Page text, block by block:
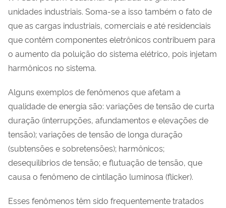
unidades industriais. Soma-se a isso também o fato de
que as cargas industriais, comerciais e até residenciais
que contêm componentes eletrônicos contribuem para
o aumento da poluição do sistema elétrico, pois injetam
harmônicos no sistema.
Alguns exemplos de fenômenos que afetam a
qualidade de energia são: variações de tensão de curta
duração (interrupções, afundamentos e elevações de
tensão); variações de tensão de longa duração
(subtensões e sobretensões); harmônicos;
desequilíbrios de tensão; e flutuação de tensão, que
causa o fenômeno de cintilação luminosa (flicker).
Esses fenômenos têm sido frequentemente tratados